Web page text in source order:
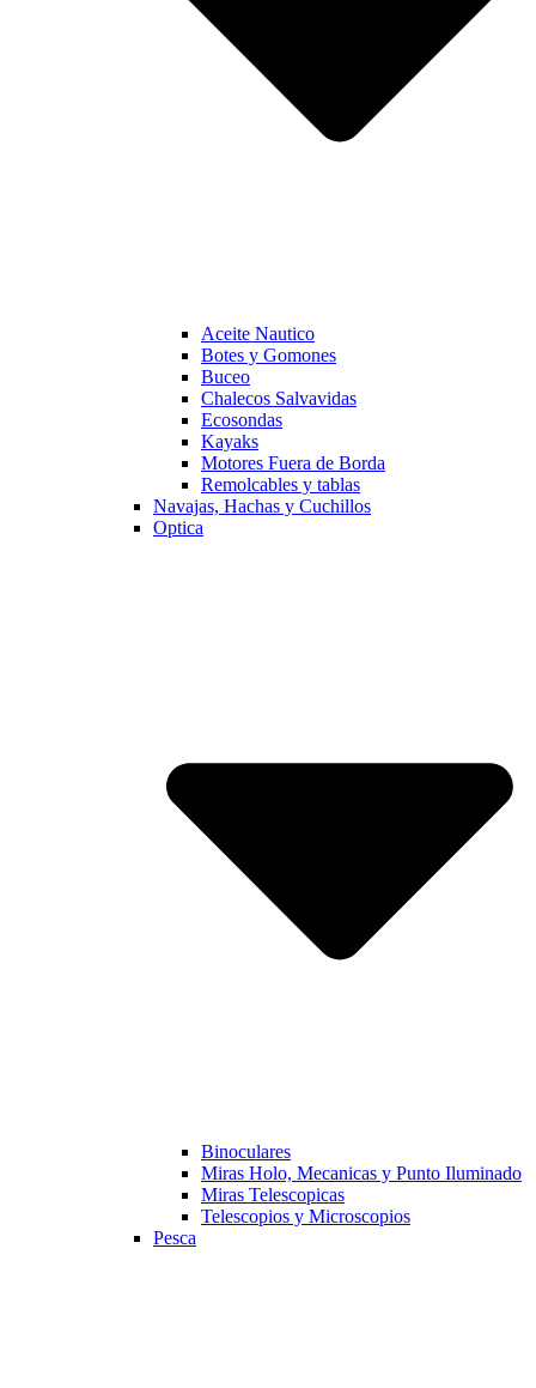
Aceite Nautico
Botes y Gomones
Buceo
Chalecos Salvavidas
Ecosondas
Kayaks
Motores Fuera de Borda
Remolcables y tablas
Navajas, Hachas y Cuchillos
Optica
Binoculares
Miras Holo, Mecanicas y Punto Iluminado
Miras Telescopicas
Telescopios y Microscopios
Pesca